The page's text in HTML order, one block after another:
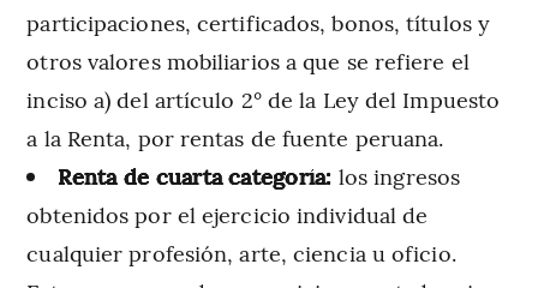
participaciones, certificados, bonos, títulos y
otros valores mobiliarios a que se refiere el
inciso a) del artículo 2° de la Ley del Impuesto
a la Renta, por rentas de fuente peruana.
Renta de cuarta categoría: los ingresos
obtenidos por el ejercicio individual de
cualquier profesión, arte, ciencia u oficio.